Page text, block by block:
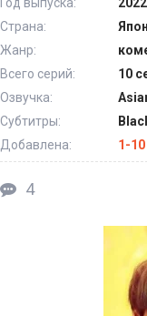
Страна:
Жанр:
Всего серий:
10
Озвучка:
Субтитры:
Добавлена:
1-
4